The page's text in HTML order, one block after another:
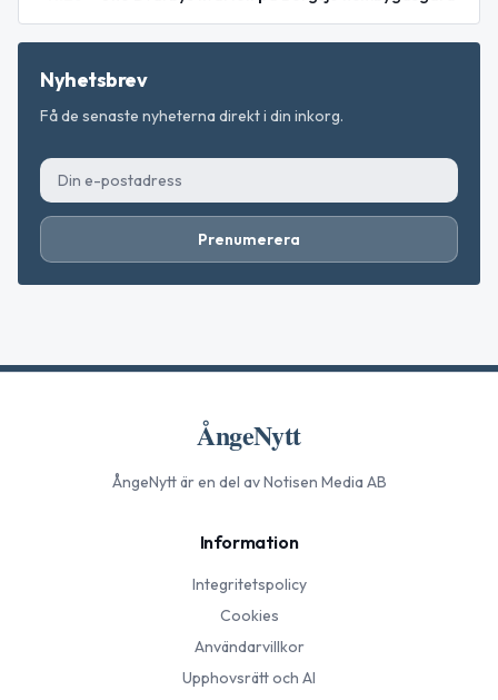
Nyhetsbrev
Få de senaste nyheterna direkt i din inkorg.
Prenumerera
ÅngeNytt
ÅngeNyttär en del av Notisen Media AB
Information
Integritetspolicy
Cookies
Användarvillkor
Upphovsrätt och AI